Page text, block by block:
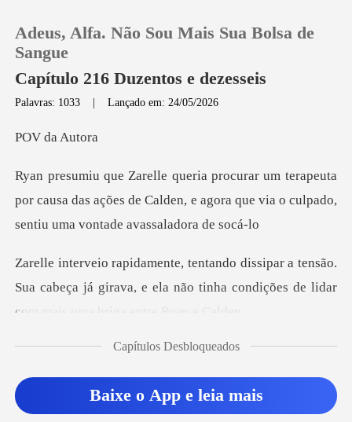
Histórico
Adeus, Alfa. Não Sou Mais Sua Bolsa de
Sangue
Capítulo 216 Duzentos e dezesseis
Palavras: 1033 |Lançado em: 24/05/2026
a Aut
uta
por causa das ações de Calden, e agora que via
tensão.
Sua cabeça já girava, e ela não tinha condi
", ela Capítulos Desbloqueados
Baixe o App e leia mais